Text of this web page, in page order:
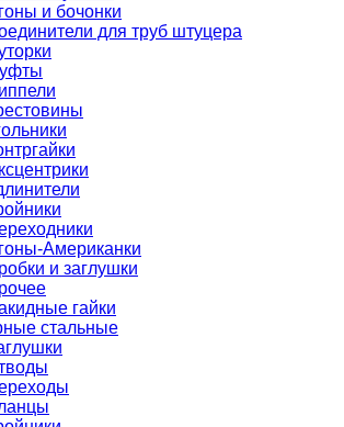
и бочонки
для труб штуцера
Американки
и заглушки
гайки
стальные